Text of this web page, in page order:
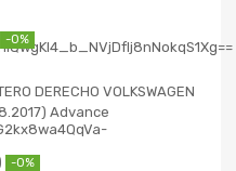
-0%
DERECHO VOLKSWAGEN
Advance
-0%